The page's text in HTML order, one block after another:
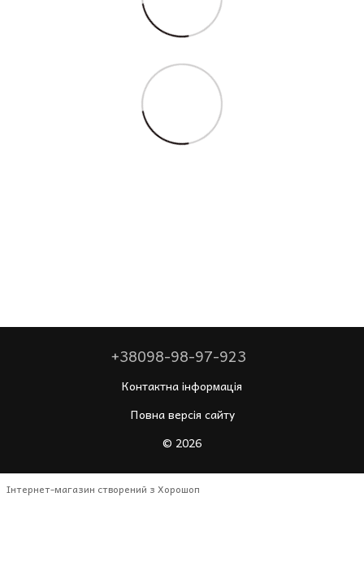
+38098-98-97-923
Контактна інформація
Повна версія сайту
© 2026
Інтернет-магазин створений з Хорошоп